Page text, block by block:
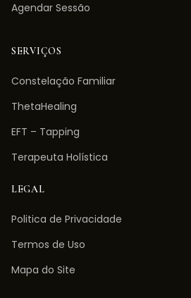
Agendar Sessão
SERVIÇOS
Constelação Familiar
ThetaHealing
EFT – Tapping
Terapeuta Holística
LEGAL
Politica de Privacidade
Termos de Uso
Mapa do Site